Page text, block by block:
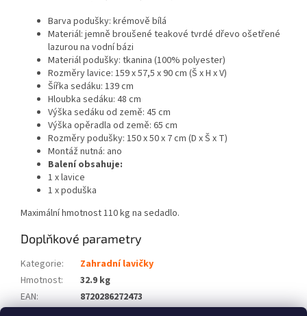
Barva podušky: krémově bílá
Materiál: jemně broušené teakové tvrdé dřevo ošetřené
lazurou na vodní bázi
Materiál podušky: tkanina (100% polyester)
Rozměry lavice: 159 x 57,5 x 90 cm (Š x H x V)
Šířka sedáku: 139 cm
Hloubka sedáku: 48 cm
Výška sedáku od země: 45 cm
Výška opěradla od země: 65 cm
Rozměry podušky: 150 x 50 x 7 cm (D x Š x T)
Montáž nutná: ano
Balení obsahuje:
1 x lavice
1 x poduška
Maximální hmotnost 110 kg na sedadlo.
Doplňkové parametry
Kategorie:
Zahradní lavičky
Hmotnost:
32.9 kg
EAN:
8720286272473